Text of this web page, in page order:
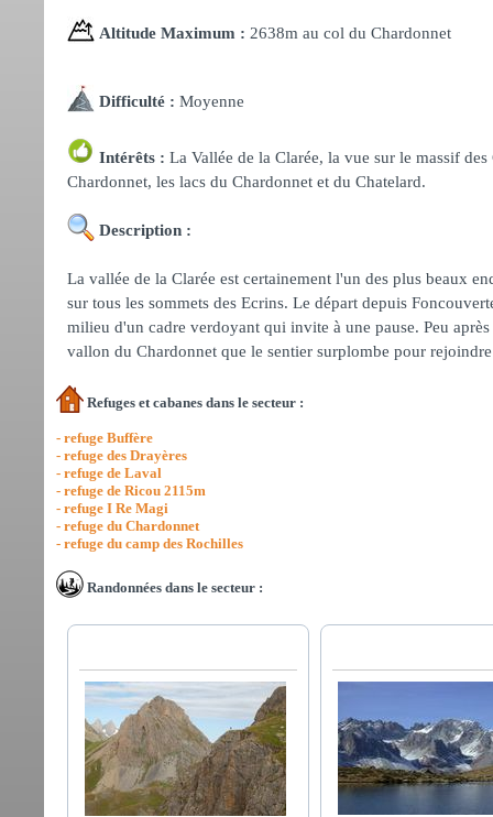
Altitude Maximum : 2638m au col du Chardonnet
Difficulté : Moyenne
Intérêts : La Vallée de la Clarée, la vue sur le massif
Chardonnet, les lacs du Chardonnet et du Chatelard.
Description :
La vallée de la Clarée est certainement l'un des plus beaux
sur tous les sommets des Ecrins. Le départ depuis
milieu d'un cadre verdoyant qui invite à une pause. Peu
vallon du Chardonnet que le sentier surplombe pour
Refuges et cabanes dans le secteur :
- refuge Buffère
- refuge des Drayères
- refuge de Laval
- refuge de Ricou 2115m
- refuge I Re Magi
- refuge du Chardonnet
- refuge du camp des Rochilles
Randonnées dans le secteur :